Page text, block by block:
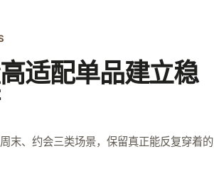
适配单品建立稳
末、约会三类场景，保留真正能反复穿着的